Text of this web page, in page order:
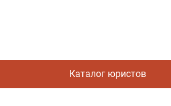
Каталог юристов